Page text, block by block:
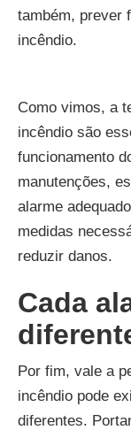
também, prever
incêndio.
Como vimos, a
incêndio são
funcionamento
manutenções,
alarme
medidas
reduzir danos.
Cada
Por fim, vale a
incêndio pode
diferentes.